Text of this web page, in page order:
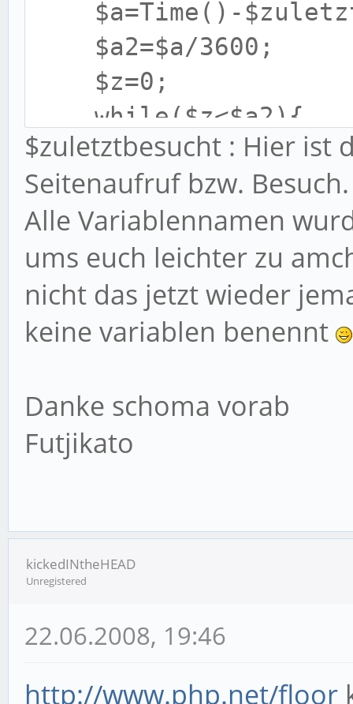
$a=Time()-
$a2=$a/3600;
$z=0;
while($z<$a2){
$z++;
}
$z=$z-1;
$b1=3600*$z;
$sub=$a-$b1;
}
$zuletztbesucht : Hier ist
Seitenaufruf bzw. Besuch.
Alle Variablennamen
ums euch leichter zu
nicht das jetzt wieder
keine variablen benennt
Danke schoma vorab
Futjikato
kickedINtheHEAD
Unregistered
22.06.2008, 19:46
http://www.php.net/floor